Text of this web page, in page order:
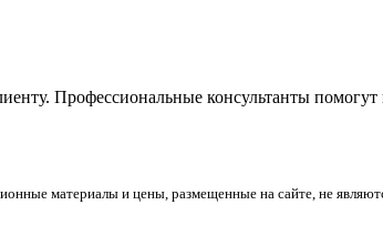
Профессиональные консультанты
материалы и цены, размещенные на сайте, не